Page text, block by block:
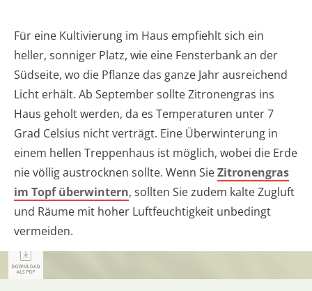
Für eine Kultivierung im Haus empfiehlt sich ein
heller, sonniger Platz, wie eine Fensterbank an der
Südseite, wo die Pflanze das ganze Jahr ausreichend
Licht erhält. Ab September sollte Zitronengras ins
Haus geholt werden, da es Temperaturen unter 7
Grad Celsius nicht verträgt. Eine Überwinterung in
einem hellen Treppenhaus ist möglich, wobei die Erde
nie völlig austrocknen sollte. Wenn SieZitronengras
im Topf überwintern, sollten Sie zudem kalte Zugluft
und Räume mit hoher Luftfeuchtigkeit unbedingt
vermeiden.